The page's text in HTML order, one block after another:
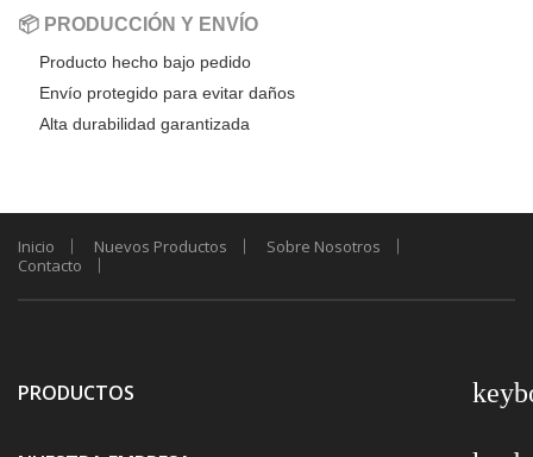
📦 PRODUCCIÓN Y ENVÍO
Producto hecho bajo pedido
Envío protegido para evitar daños
Alta durabilidad garantizada
Inicio Nuevos Productos
Sobre Nosotros
Contacto
PRODUCTOS